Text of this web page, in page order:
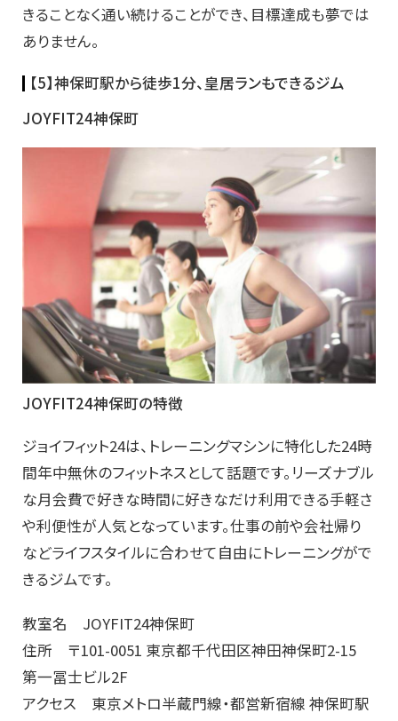
きることなく通い続けることができ、目標達成も夢では
ありません。
【5】神保町駅から徒歩1分、皇居ランもできるジム
JOYFIT24神保町
JOYFIT24神保町の特徴
ジョイフィット24は、トレーニングマシンに特化した24時
間年中無休のフィットネスとして話題です。リーズナブル
な月会費で好きな時間に好きなだけ利用できる手軽さ
や利便性が人気となっています。仕事の前や会社帰り
などライフスタイルに合わせて自由にトレーニングがで
きるジムです。
教室名 JOYFIT24神保町
住所 〒101-0051 東京都千代田区神田神保町2-15
第一冨士ビル2F
アクセス 東京メトロ半蔵門線・都営新宿線 神保町駅